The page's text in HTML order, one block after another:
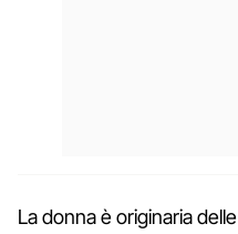
La donna è originaria delle